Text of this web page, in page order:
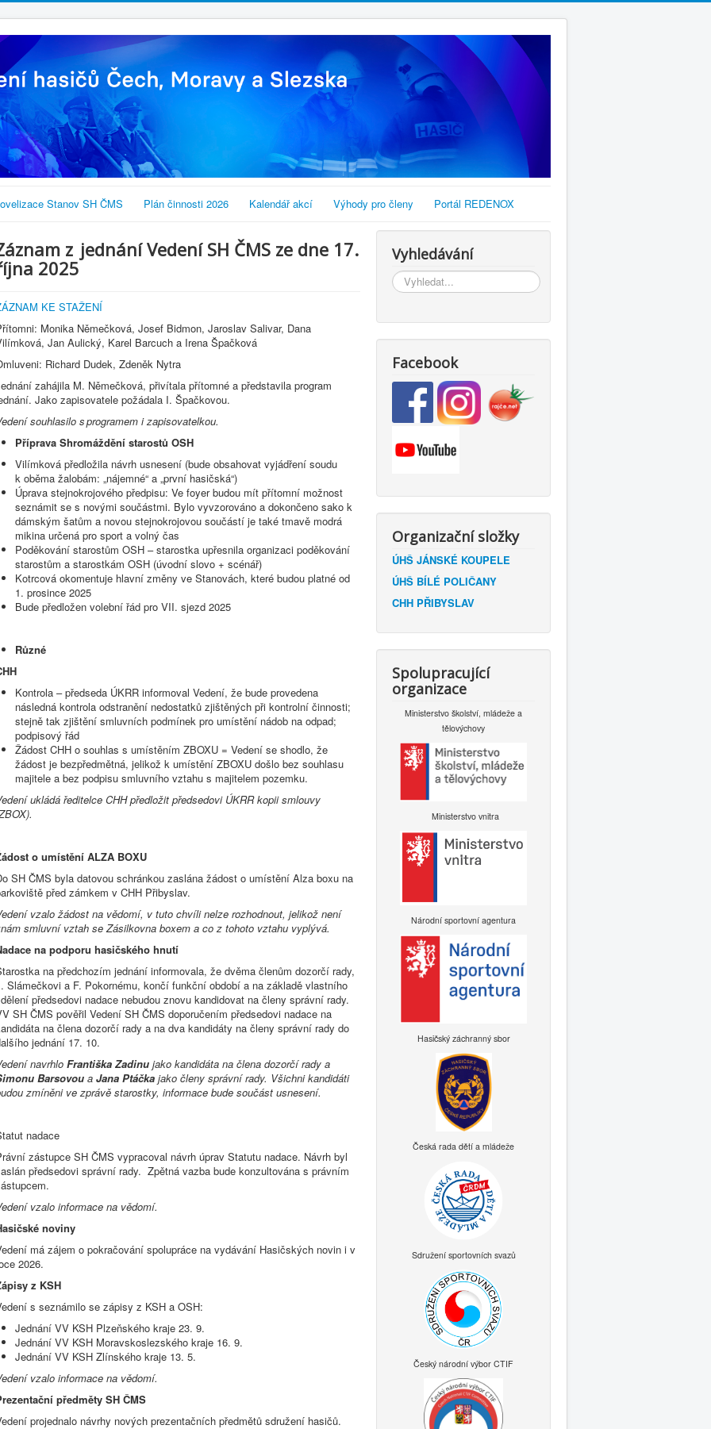
Stanov SH ČMS Plán činnosti 2026 Kalendář akcí Výhody pro členy Portál REDENOX
z jednání Vedení SH ČMS ze dne 17.
2025
KE STAŽENÍ
Monika Němečková, Josef Bidmon, Jaroslav Salivar, Dana
Jan Aulický, Karel Barcuch a Irena Špačková
Richard Dudek, Zdeněk Nytra
zahájila M. Němečková, přivítala přítomné a představila program
Jako zapisovatele požádala I. Špačkovou.
souhlasilo s programem i zapisovatelkou.
Příprava Shromáždění starostů OSH
Vilímková předložila návrh usnesení (bude obsahovat vyjádření soudu
k oběma žalobám: „nájemné“ a „první hasičská“)
Úprava stejnokrojového předpisu: Ve foyer budou mít přítomní možnost
seznámit se s novými součástmi. Bylo vyvzorováno a dokončeno sako k
dámským šatům a novou stejnokrojovou součástí je také tmavě modrá
mikina určená pro sport a volný čas
Poděkování starostům OSH – starostka upřesnila organizaci poděkování
starostům a starostkám OSH (úvodní slovo + scénář)
Kotrcová okomentuje hlavní změny ve Stanovách, které budou platné od
1. prosince 2025
Bude předložen volební řád pro VII. sjezd 2025
Různé
Kontrola – předseda ÚKRR informoval Vedení, že bude provedena
následná kontrola odstranění nedostatků zjištěných při kontrolní činnosti;
stejně tak zjištění smluvních podmínek pro umístění nádob na odpad;
podpisový řád
Žádost CHH o souhlas s umístěním ZBOXU = Vedení se shodlo, že
žádost je bezpředmětná, jelikož k umístění ZBOXU došlo bez souhlasu
majitele a bez podpisu smluvního vztahu s majitelem pozemku.
ukládá ředitelce CHH předložit předsedovi ÚKRR kopii smlouvy
o umístění ALZA BOXU
SH ČMS byla datovou schránkou zaslána žádost o umístění Alza boxu na
před zámkem v CHH Přibyslav.
vzalo žádost na vědomí, v tuto chvíli nelze rozhodnout, jelikož není
smluvní vztah se Zásilkovna boxem a co z tohoto vztahu vyplývá.
na podporu hasičského hnutí
na předchozím jednání informovala, že dvěma členům dozorčí rady,
Slámečkovi a F. Pokornému, končí funkční období a na základě vlastního
předsedovi nadace nebudou znovu kandidovat na členy správní rady.
SH ČMS pověřil Vedení SH ČMS doporučením předsedovi nadace na
na člena dozorčí rady a na dva kandidáty na členy správní rady do
jednání 17. 10.
navrhlo Františka Zadinu jako kandidáta na člena dozorčí rady a
Barsovou a Jana Ptáčka jako členy správní rady. Všichni kandidáti
zmíněni ve zprávě starostky, informace bude součást usnesení.
nadace
zástupce SH ČMS vypracoval návrh úprav Statutu nadace. Návrh byl
předsedovi správní rady. Zpětná vazba bude konzultována s právním
vzalo informace na vědomí.
noviny
má zájem o pokračování spolupráce na vydávání Hasičských novin i v
2026.
z KSH
s seznámilo se zápisy z KSH a OSH:
Jednání VV KSH Plzeňského kraje 23. 9.
Jednání VV KSH Moravskoslezského kraje 16. 9.
Jednání VV KSH Zlínského kraje 13. 5.
vzalo informace na vědomí.
předměty SH ČMS
projednalo návrhy nových prezentačních předmětů sdružení hasičů.
Vyhledávání
Vyhledávání...
Facebook
Organizační složky
ÚHŠ JÁNSKÉ KOUPELE
ÚHŠ BÍLÉ POLIČANY
CHH PŘIBYSLAV
Spolupracující
organizace
Ministerstvo školství, mládeže a
tělovýchovy
Ministerstvo vnitra
Národní sportovní agentura
Hasičský záchranný sbor
Česká rada dětí a mládeže
Sdružení sportovních svazů
Český národní výbor CTIF